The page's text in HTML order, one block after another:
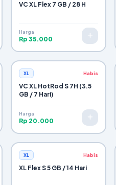
VC XL Flex 7 GB / 28 H
Harga
Rp 35.000
XL Habis
VC XL HotRod S 7H (3.5
GB / 7 Hari)
Harga
Rp 20.000
XL Habis
XL Flex S 5 GB / 14 Hari